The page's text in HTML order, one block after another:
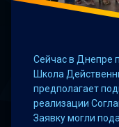
Сейчас в Днепре
Школа
предполагает
реализации
Заявку могли